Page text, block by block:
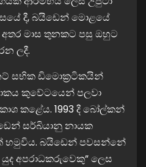
දී, බයිඩෙන් මොළයේ
මාස තුනකට පසු ඔහුට
ලදී.
සභික ඩිමොක්‍රටිකයින්
කුවේටයෙන් පලවා
කළේය. 1993 දී බෝල්කන්
සර්බියානු නායක
බයිඩෙන් පවසන්නේ
අපරාධකරුවෙකු” ලෙස